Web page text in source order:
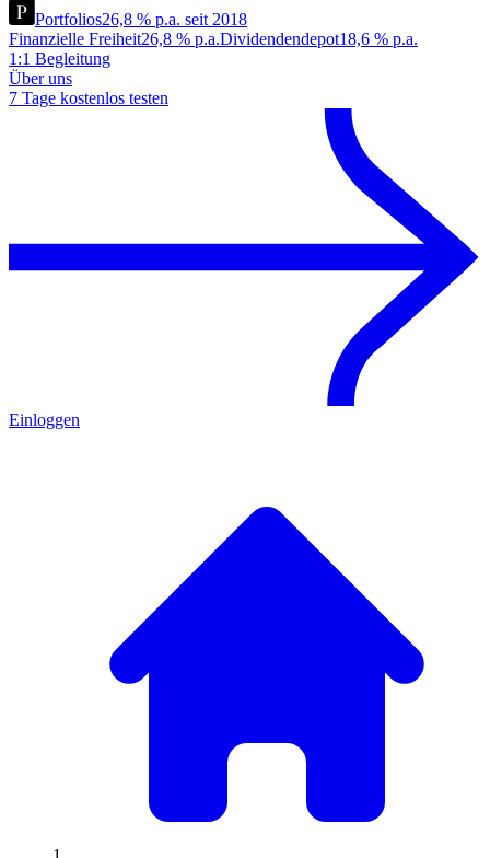
Portfolios26,8 % p.a. seit 2018
Finanzielle Freiheit26,8 % p.a.Dividendendepot18,6 % p.a.
1:1 Begleitung
Über uns
7 Tage kostenlos testen
Einloggen